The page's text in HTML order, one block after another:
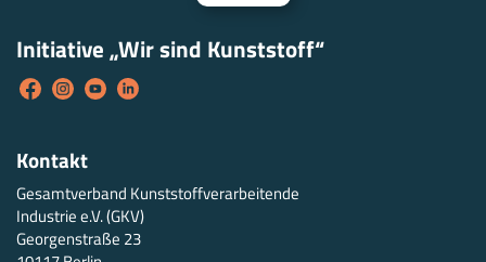
Kontakt
Gesamtverband Kunststoffverarbeitende
Industrie e.V. (GKV)
Georgenstraße 23
Initiative „Wir sind Kunststoff“